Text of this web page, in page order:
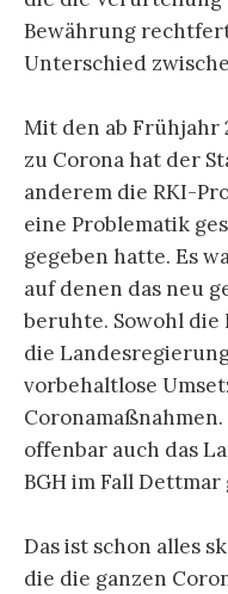
Bewährung
Unterschied
Mit den ab Frühjahr
zu Corona hat der
anderem die RKI-
eine Problematik
gegeben hatte. Es
auf denen das neu
beruhte. Sowohl die
die
vorbehaltlose
offenbar auch das
BGH im Fall Dettmar
Das ist schon alles
die die ganzen